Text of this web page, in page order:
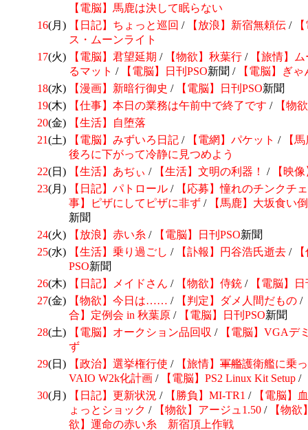
【電脳】馬鹿は決して眠らない
16(月) 【日記】ちょっと巡回 / 【放浪】新宿無頼伝 /
ス・ムーンライト
17(火) 【電脳】君望延期 / 【物欲】秋葉行 /
【旅情】
るマット / 【電脳】日刊 PSO新聞 /
【電脳】ぎ
18(水) 【漫画】新暗行御史 / 【電脳】日刊 PSO新聞
19(木) 【仕事】本日の業務は午前中で終了です /
【物
20(金)
【生活】自堕落
21(土) 【電脳】みずいろ日記 / 【電網】パケット /
【
後ろに下がって冷静に見つめよう
22(日) 【生活】あぢぃ / 【生活】文明の利器！ /
【映
23(月) 【日記】パトロール /
【応募】憧れのチンクチ
事】ピザにしてピザに非ず /
【馬鹿】大坂食い
新聞
24(火) 【放浪】赤い糸 / 【電脳】日刊 PSO新聞
25(水) 【生活】乗り過ごし / 【訃報】 円谷浩氏逝去 /
PSO新聞
26(木) 【日記】 メイドさん / 【物欲】侍銃 /
【電脳】
27(金) 【物欲】今日は…… / 【判定】 ダメ人間だもの /
合】定例会 in 秋葉原 / 【電脳】日刊 PSO新聞
28(土) 【電脳】オークション品回収 /
【電脳】VGAデ
ず
29(日) 【政治】選挙権行使 / 【旅情】 軍艦護衛艦に乗
VAIO W2k化計画 / 【電脳】PS2 Linux Kit Setup /
30(月) 【日記】更新状況 / 【勝負】MI-TR1 /
【電脳】
ょっとショック / 【物欲】アージュ1.50 /
【物
欲】運命の赤い糸 新宿頂上作戦